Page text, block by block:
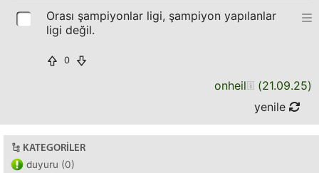
Orası şampiyonlar ligi, şampiyon yapılanlar
ligi değil.
0
onheil (21.09.25)
yenile
KATEGORILER
duyuru (0)